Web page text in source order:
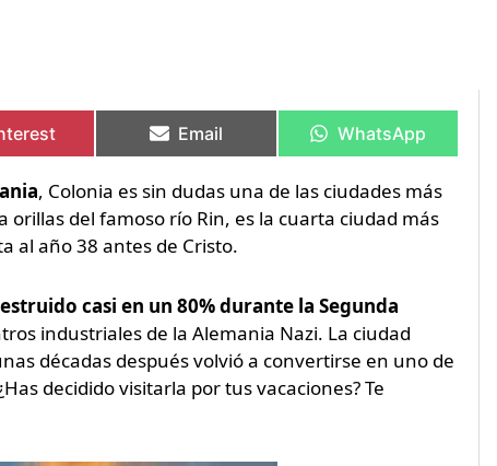
en
Email
en
WhatsApp
, Colonia es sin dudas una de las ciudades más
del famoso río Rin, es la cuarta ciudad más
al año 38 antes de Cristo.
casi en un 80% durante la Segunda
industriales de la Alemania Nazi. La ciudad
décadas después volvió a convertirse en uno de
decidido visitarla por tus vacaciones? Te
en
en